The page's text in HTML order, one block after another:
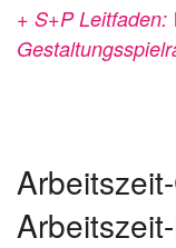
+ S+P Leitfaden: